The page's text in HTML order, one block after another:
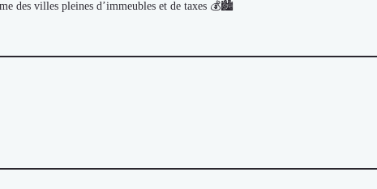
des villes pleines d’immeubles et de taxes 💰🏙️